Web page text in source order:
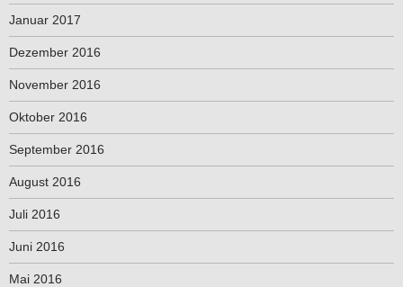
Januar 2017
Dezember 2016
November 2016
Oktober 2016
September 2016
August 2016
Juli 2016
Juni 2016
Mai 2016